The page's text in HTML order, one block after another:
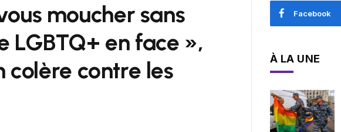
moucher sans
en face »,
colère contre les
Facebook
À LA UNE